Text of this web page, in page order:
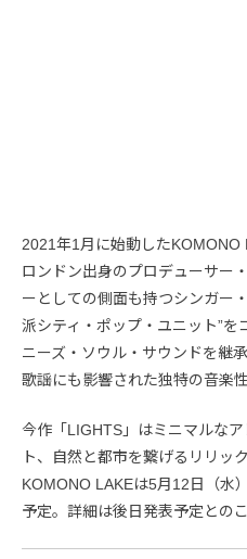
2021年1月に始動した
ロンドン出身のプロデューサー
ーとしての側面も持つシンガー
派シティ・ポップ・ユニット”
ニーズ・ソウル・サウンドを継
歌謡にも影響された独特の音楽
今作「LIGHTS」はミニマルな
ト、自然と都市を繋げるリリッ
KOMONO LAKEは5月12日（水
予定。詳細は後日発表予定とのこ